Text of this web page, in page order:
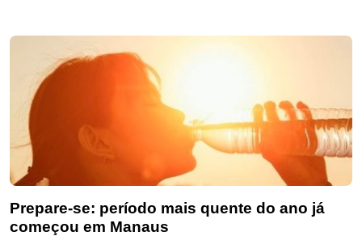
Prepare-se: período mais quente do ano já
começou em Manaus